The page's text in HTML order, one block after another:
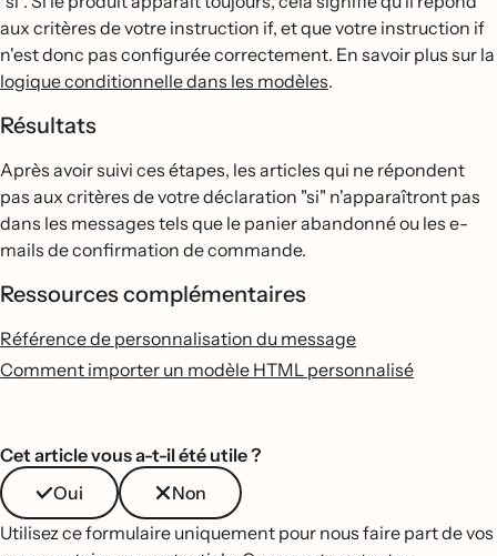
aux critères de votre instruction if, et que votre instruction if
n'est donc pas configurée correctement. En savoir plus sur la
logique conditionnelle dans les modèles.
Résultats
Après avoir suivi ces étapes, les articles qui ne répondent
pas aux critères de votre déclaration "si" n'apparaîtront pas
dans les messages tels que le panier abandonné ou les e-
mails de confirmation de commande.
Ressources complémentaires
Référence de personnalisation du message
Comment importer un modèle HTML personnalisé
Cet article vous a-t-il été utile ?
Oui
Non
Utilisez ce formulaire uniquement pour nous faire part de vos